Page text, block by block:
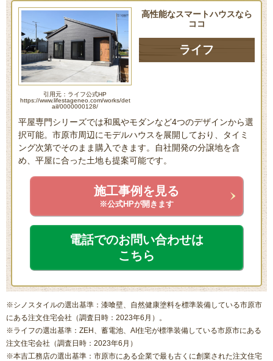
高性能なスマートハウスなら
ココ
ライフ
引用元：ライフ公式HP
https://www.lifestageneo.com/works/det
ail/0000000128/
平屋専門シリーズでは和風やモダンなど4つのデザインから選
択可能。市原市周辺にモデルハウスを展開しており、タイミ
ング次第でそのまま購入できます。自社開発の分譲地を含
め、平屋に合った土地も提案可能です。
施工事例を見る
※公式HPが開きます
電話でのお問い合わせは
こちら
※シノスタイルの選出基準：漆喰壁、自然健康塗料を標準装備している市原市
にある注文住宅会社（調査日時：2023年6月）。
※ライフの選出基準：ZEH、蓄電池、AI住宅が標準装備している市原市にある
注文住宅会社（調査日時：2023年6月）
※本吉工務店の選出基準：市原市にある企業で最も古くに創業された注文住宅